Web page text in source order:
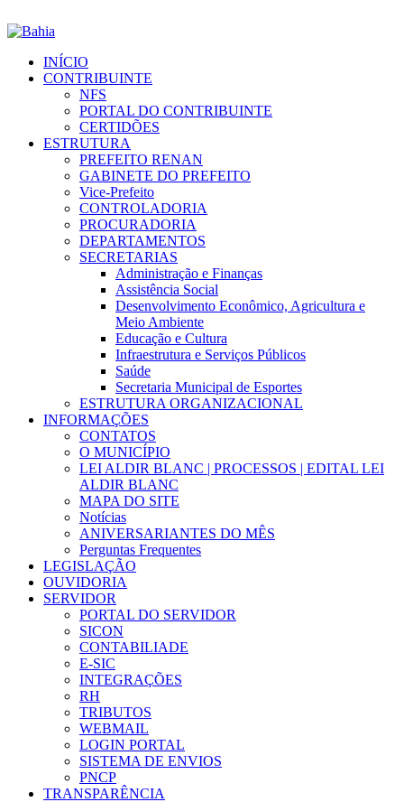
INÍCIO
CONTRIBUINTE
NFS
PORTAL DO CONTRIBUINTE
CERTIDÕES
ESTRUTURA
PREFEITO RENAN
GABINETE DO PREFEITO
Vice-Prefeito
CONTROLADORIA
PROCURADORIA
DEPARTAMENTOS
SECRETARIAS
Administração e Finanças
Assistência Social
Desenvolvimento Econômico, Agricultura e
Meio Ambiente
Educação e Cultura
Infraestrutura e Serviços Públicos
Saúde
Secretaria Municipal de Esportes
ESTRUTURA ORGANIZACIONAL
INFORMAÇÕES
CONTATOS
O MUNICÍPIO
LEI ALDIR BLANC | PROCESSOS | EDITAL LEI
ALDIR BLANC
MAPA DO SITE
Notícias
ANIVERSARIANTES DO MÊS
Perguntas Frequentes
LEGISLAÇÃO
OUVIDORIA
SERVIDOR
PORTAL DO SERVIDOR
SICON
CONTABILIADE
E-SIC
INTEGRAÇÕES
RH
TRIBUTOS
WEBMAIL
LOGIN PORTAL
SISTEMA DE ENVIOS
PNCP
TRANSPARÊNCIA